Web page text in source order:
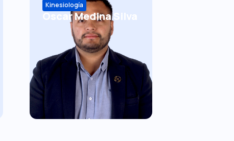
Kinesiología
Oscar Medina Silva